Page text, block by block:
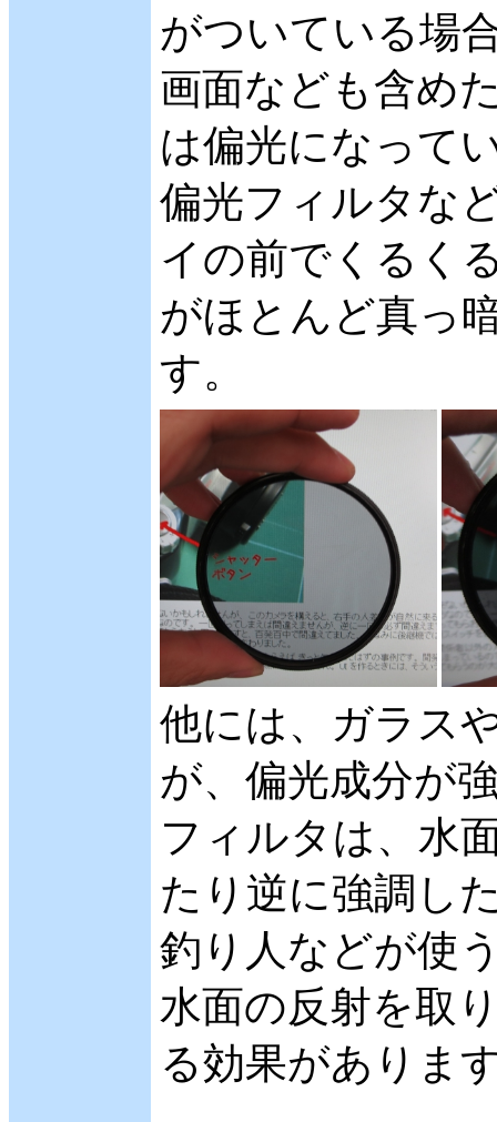
がついている場
画面なども含め
は偏光になって
偏光フィルタな
イの前でくるく
がほとんど真っ
す。
他には、ガラス
が、偏光成分が
フィルタは、水
たり逆に強調し
釣り人などが使
水面の反射を取
る効果がありま